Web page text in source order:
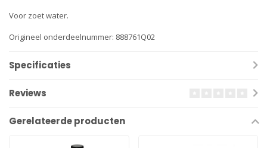
Voor zoet water.
Origineel onderdeelnummer: 888761Q02
Specificaties
Reviews
Gerelateerde producten